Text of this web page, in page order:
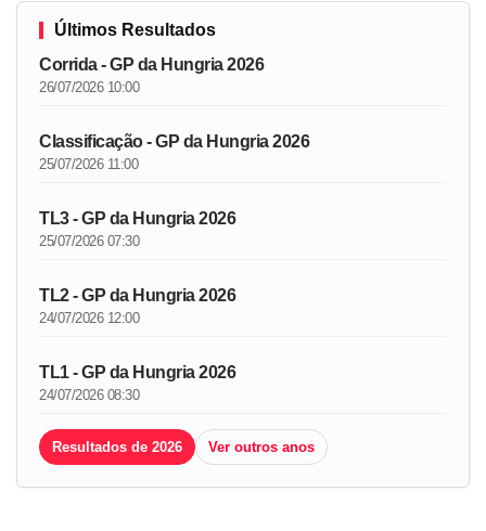
Últimos Resultados
Corrida - GP da Hungria 2026
26/07/2026 10:00
Classificação - GP da Hungria 2026
25/07/2026 11:00
TL3 - GP da Hungria 2026
25/07/2026 07:30
TL2 - GP da Hungria 2026
24/07/2026 12:00
TL1 - GP da Hungria 2026
24/07/2026 08:30
Resultados de 2026 Ver outros anos